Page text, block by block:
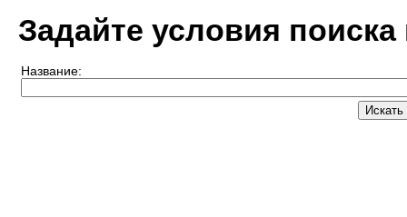
Задайте условия
Название: